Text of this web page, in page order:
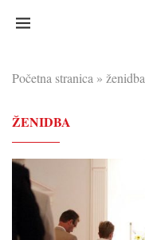
Početna stranica » ženidba
ŽENIDBA